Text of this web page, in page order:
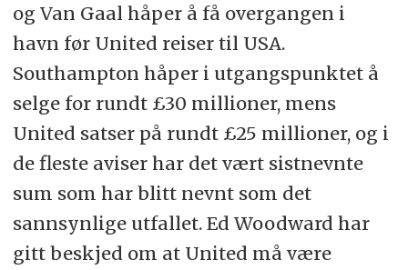
og Van Gaal håper å få overgangen i
havn før United reiser til USA.
Southampton håper i utgangspunktet å
selge for rundt £30 millioner, mens
United satser på rundt £25 millioner, og i
de fleste aviser har det vært sistnevnte
sum som har blitt nevnt som det
sannsynlige utfallet. Ed Woodward har
gitt beskjed om at United må være